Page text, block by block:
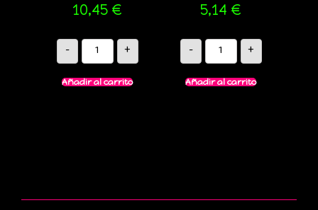
10,45 €
- +
Añadir al carrito
5,14 €
- +
Añadir al carrito